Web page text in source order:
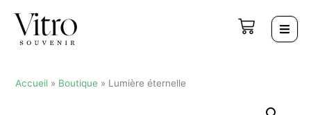
Accueil » Boutique » Lumière éternelle